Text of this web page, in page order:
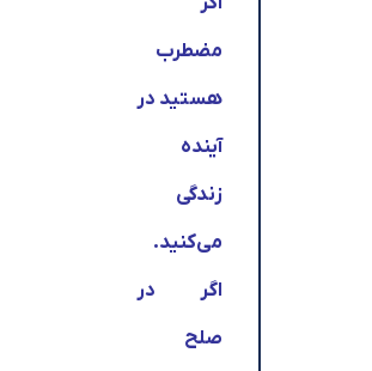
مضطرب
هستید در
آینده
زندگی
می‌کنید.
اگر در
صلح